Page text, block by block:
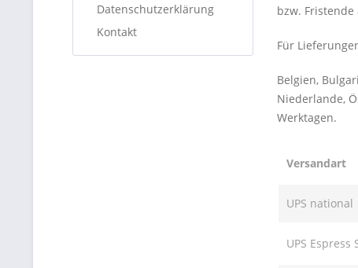
Datenschutzerklärung
Kontakt
bzw.
Für
Belgien,
Niederlande,
Werktagen.
Versandart
UPS national
UPS Espress